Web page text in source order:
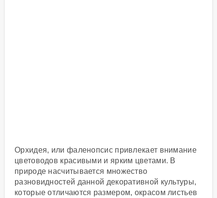
Орхидея, или фаленопсис привлекает внимание
цветоводов красивыми и ярким цветами. В
природе насчитывается множество
разновидностей данной декоративной культуры,
которые отличаются размером, окрасом листьев